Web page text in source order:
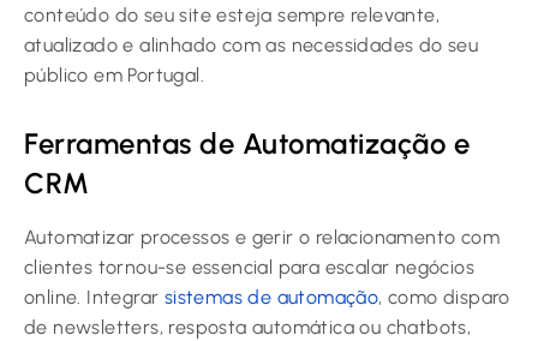
conteúdo do seu site esteja sempre relevante,
atualizado e alinhado com as necessidades do seu
público em Portugal.
Ferramentas de Automatização e
CRM
Automatizar processos e gerir o relacionamento com
clientes tornou-se essencial para escalar negócios
online. Integrar sistemas de automação, como disparo
de newsletters, resposta automática ou chatbots,